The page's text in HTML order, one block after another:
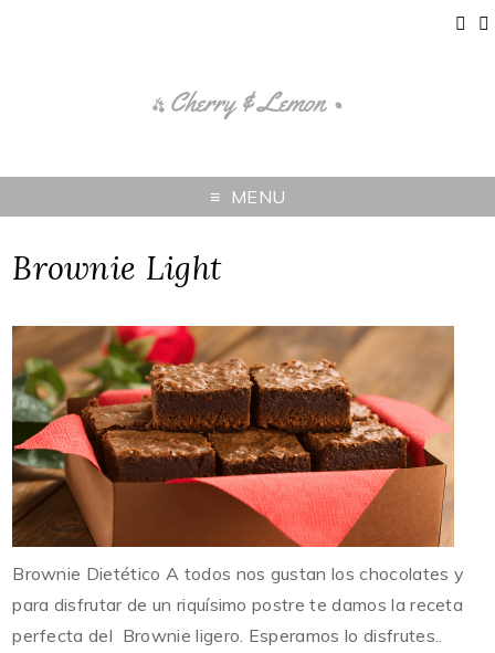
MENU
Brownie Light
Brownie Dietético A todos nos gustan los chocolates y
para disfrutar de un riquísimo postre te damos la receta
perfecta del Brownie ligero. Esperamos lo disfrutes..